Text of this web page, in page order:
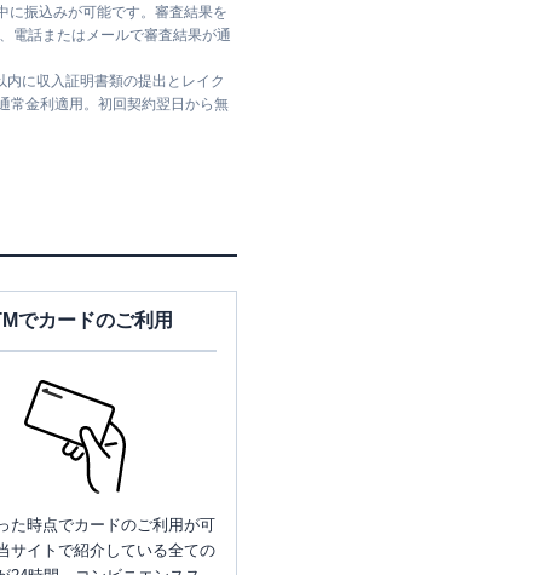
に振込みが可能です。審査結果を
電話またはメールで審査結果が通
に収入証明書類の提出とレイク
常金利適用。初回契約翌日から無
でカードのご利用
た時点でカードのご利用が可
サイトで紹介している全ての